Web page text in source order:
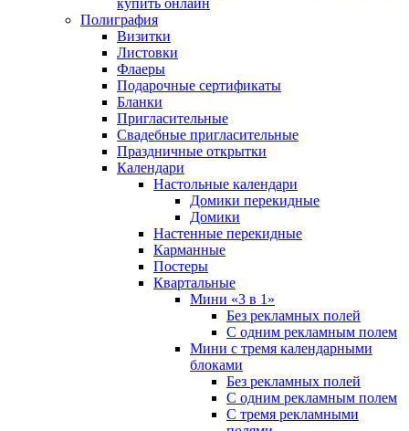
Полиграфия
Визитки
Листовки
Флаеры
Подарочные сертификаты
Бланки
Пригласительные
Свадебные пригласительные
Праздничные открытки
Календари
Настольные календари
Домики перекидные
Домики
Настенные перекидные
Карманные
Постеры
Квартальные
Мини «3 в 1»
Без рекламных полей
С одним рекламным полем
Мини с тремя календарными
блоками
Без рекламных полей
С одним рекламным полем
С тремя рекламными